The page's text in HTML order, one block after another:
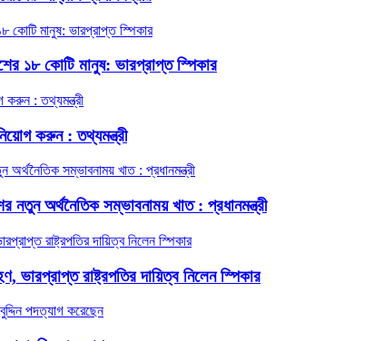
১৮ কোটি মানুষ: ভারপ্রাপ্ত স্পিকার
করুন : তথ্যমন্ত্রী
নতুন অর্থনৈতিক সম্ভাবনাময় খাত : প্রধানমন্ত্রী
ভারপ্রাপ্ত রাষ্ট্রপতির দায়িত্ব নিলেন স্পিকার